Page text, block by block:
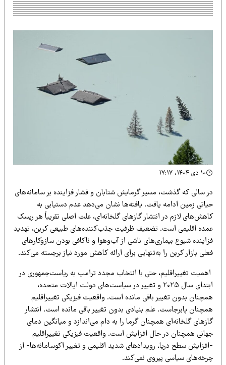
سالی که گذشت، مسیر گرمایش شتابان و فشار فزاینده بر سامانه‌های
زمین ادامه یافت. یافته‌ها نشان می‌دهد عدم دستیابی به
لازم در انتشار گازهای گلخانه‌ای، علت اصلی تقریباً هر ریسک
اقلیمی است. تضعیف ظرفیت جذب‌کننده‌های طبیعی کربن، تهدید
شیوع بیماری‌های ناشی از آب‌وهوا و ناکافی بودن سازوکارهای
بازار کربن را به‌تنهایی برای ارائه کاهش مورد نیاز برجسته می‌کند.
تغییراقلیم، حتی با انتخاب مجدد ترامپ به ریاست‌جمهوری در
ابتدای سال ۲۰۲۵ و تغییر در سیاست‌های دولت ایالات متحده،
بدون تغییر باقی مانده است. واقعیت فیزیکی تغییراقلیم
پابرجاست. علم بنیادی بدون تغییر باقی مانده است. انتشار
گلخانه‌ای همچنان گرما را به دام می‌اندازد و میانگین دمای
همچنان در حال افزایش است. واقعیت فیزیکی تغییراقلیم
سطح دریا، رویدادهای شدید اقلیمی و تغییر اکوسامانه‌ها- از
سیاسی پیروی نمی‌کند.